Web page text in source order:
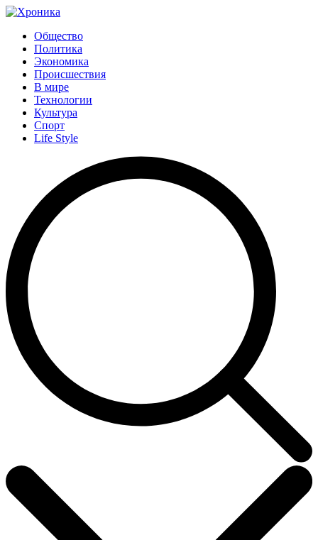
Общество
Политика
Экономика
Происшествия
В мире
Технологии
Культура
Спорт
Life Style